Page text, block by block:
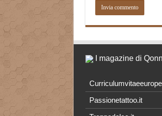
I magazine di
Passionetattoo.it